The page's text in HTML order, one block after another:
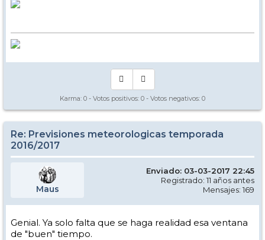
Karma: 0 - Votos positivos: 0 - Votos negativos: 0
Re: Previsiones meteorologicas temporada
2016/2017
Maus
Enviado: 03-03-2017 22:45
Registrado: 11 años antes
Mensajes: 169
Genial. Ya solo falta que se haga realidad esa ventana
de "buen" tiempo.